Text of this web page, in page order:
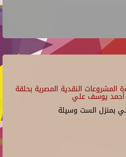
المشروعات النقدية المصرية بحلقة
يوسف علي
بمنزل الست وسيلة